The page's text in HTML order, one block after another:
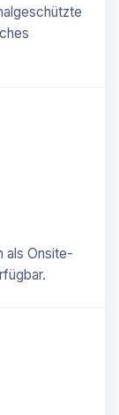
als Onsite-